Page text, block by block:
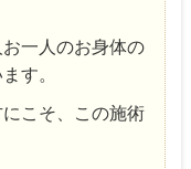
一人のお身体の
す。
にこそ、この施術